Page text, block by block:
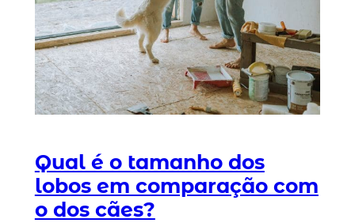
Qual é o tamanho dos
lobos em comparação com
o dos cães?